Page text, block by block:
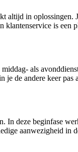
altijd in
is een
als
de andere keer pas
In deze beginfase
aanwezigheid in